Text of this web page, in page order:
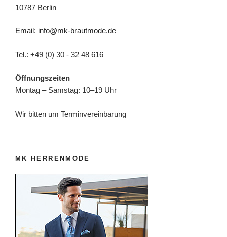
10787 Berlin
Email: info@mk-brautmode.de
Tel.: +49 (0) 30 - 32 48 616
Öffnungszeiten
Montag – Samstag: 10–19 Uhr
Wir bitten um Terminvereinbarung
MK HERRENMODE